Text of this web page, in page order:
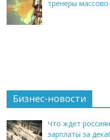
тренеры
Бизнес-новости
Что ждет
зарплаты за